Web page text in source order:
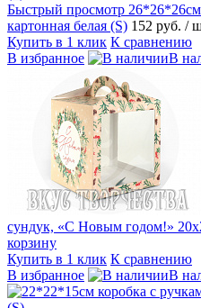
Быстрый просмотр 26*26*26см
картонная белая (S) 152 руб. /
Купить в 1 клик К сравнению
В избранное
В
сундук, «С Новым годом!»
корзину
Купить в 1 клик К сравнению
В избранное
В